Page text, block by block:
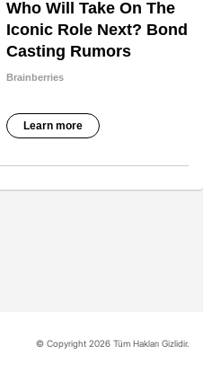
© Copyright 2026 Tüm Hakları Gizlidir.